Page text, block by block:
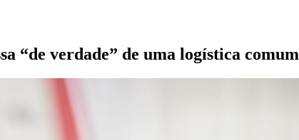
“de verdade” de uma logística comum